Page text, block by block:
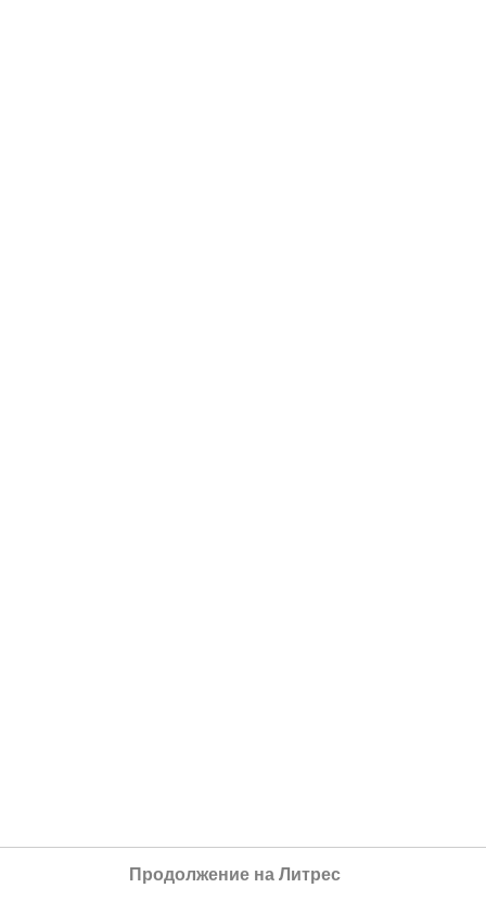
Продолжение на Литрес